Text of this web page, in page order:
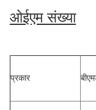
ओईएम संख्या
प्रकार